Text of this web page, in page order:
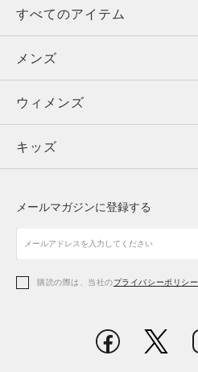
すべてのアイテム
メンズ
ウィメンズ
キッズ
アクセサリー
メンズ
トップス
ボトムス
アクセサリー
ウィメンズ
トップス
シューズ
アクセサリー
キッズ
シューズ
メールマガジンに登録する
購読の際は、当社のプライバシーポリシー